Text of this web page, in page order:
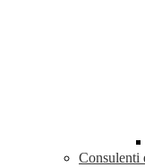
Consulenti